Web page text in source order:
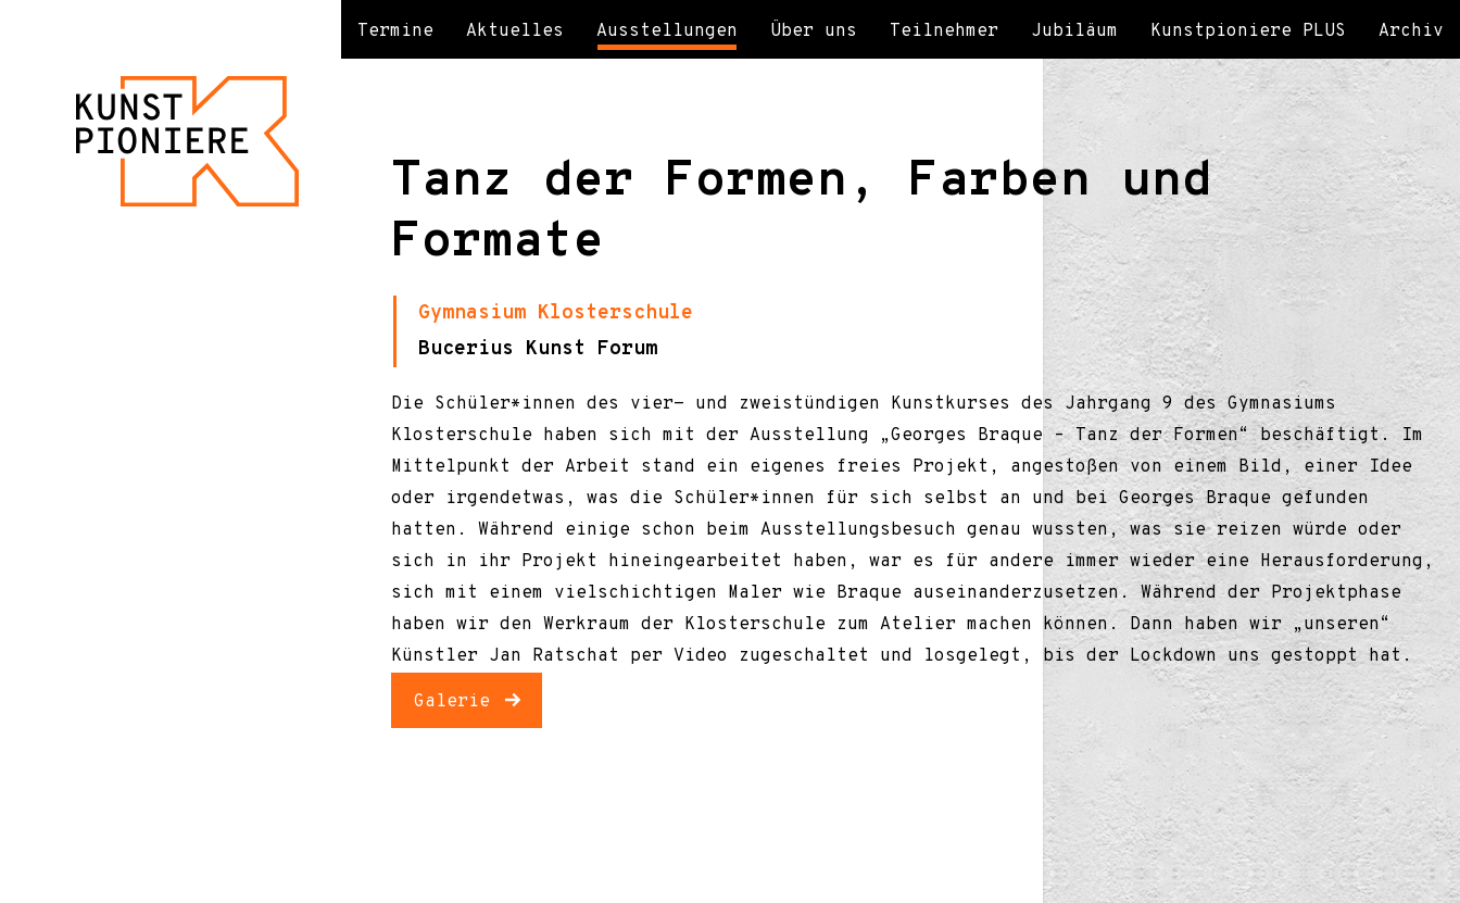
Termine Aktuelles Ausstellungen Über uns Teilnehmer Jubiläum Kunstpioniere PLUS Archiv
Tanz der Formen, Farben und
Formate
Gymnasium Klosterschule
Bucerius Kunst Forum
Die Schüler*innen des vier- und zweistündigen Kunstkurses des Jahrgang 9 des Gymnasiums
Klosterschule haben sich mit der Ausstellung „Georges Braque – Tanz der Formen“ beschäftigt. Im
Mittelpunkt der Arbeit stand ein eigenes freies Projekt, angestoßen von einem Bild, einer Idee
oder irgendetwas, was die Schüler*innen für sich selbst an und bei Georges Braque gefunden
hatten. Während einige schon beim Ausstellungsbesuch genau wussten, was sie reizen würde oder
sich in ihr Projekt hineingearbeitet haben, war es für andere immer wieder eine Herausforderung,
sich mit einem vielschichtigen Maler wie Braque auseinanderzusetzen. Während der Projektphase
haben wir den Werkraum der Klosterschule zum Atelier machen können. Dann haben wir „unseren“
Künstler Jan Ratschat per Video zugeschaltet und losgelegt, bis der Lockdown uns gestoppt hat.
Galerie